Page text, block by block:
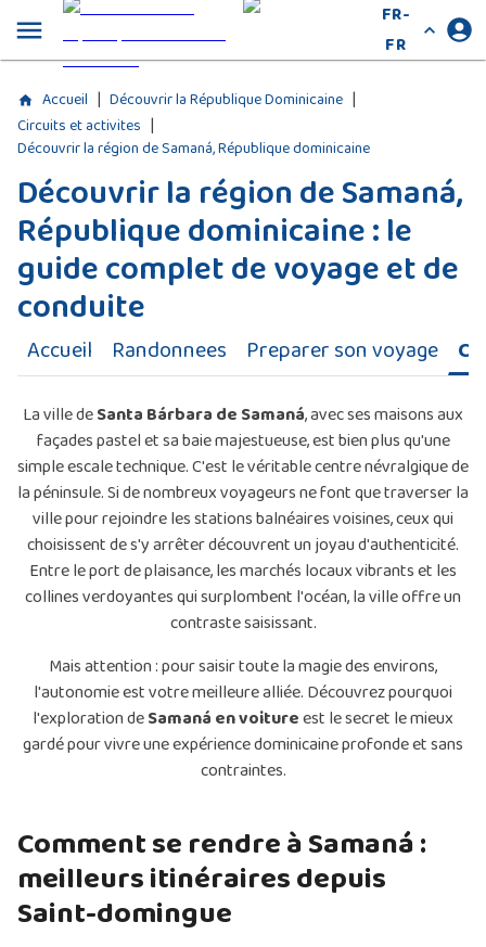
FR-
FR
Accueil | Découvrir la République Dominicaine |
Circuits et activites |
Découvrir la région de Samaná, République dominicaine
Découvrir la région de Samaná,
République dominicaine : le
guide complet de voyage et de
conduite
Accueil Randonnees Preparer son voyage
La ville deSanta Bárbara de Samaná, avec ses maisons aux
façades pastel et sa baie majestueuse, est bien plus qu'une
simple escale technique. C'est le véritable centre névralgique de
la péninsule. Si de nombreux voyageurs ne font que traverser la
ville pour rejoindre les stations balnéaires voisines, ceux qui
choisissent de s'y arrêter découvrent un joyau d'authenticité.
Entre le port de plaisance, les marchés locaux vibrants et les
collines verdoyantes qui surplombent l'océan, la ville offre un
contraste saisissant.
Mais attention : pour saisir toute la magie des environs,
l'autonomie est votre meilleure alliée. Découvrez pourquoi
l'exploration deSamaná en voitureest le secret le mieux
gardé pour vivre une expérience dominicaine profonde et sans
contraintes.
Comment se rendre à Samaná :
meilleurs itinéraires depuis
Saint-domingue